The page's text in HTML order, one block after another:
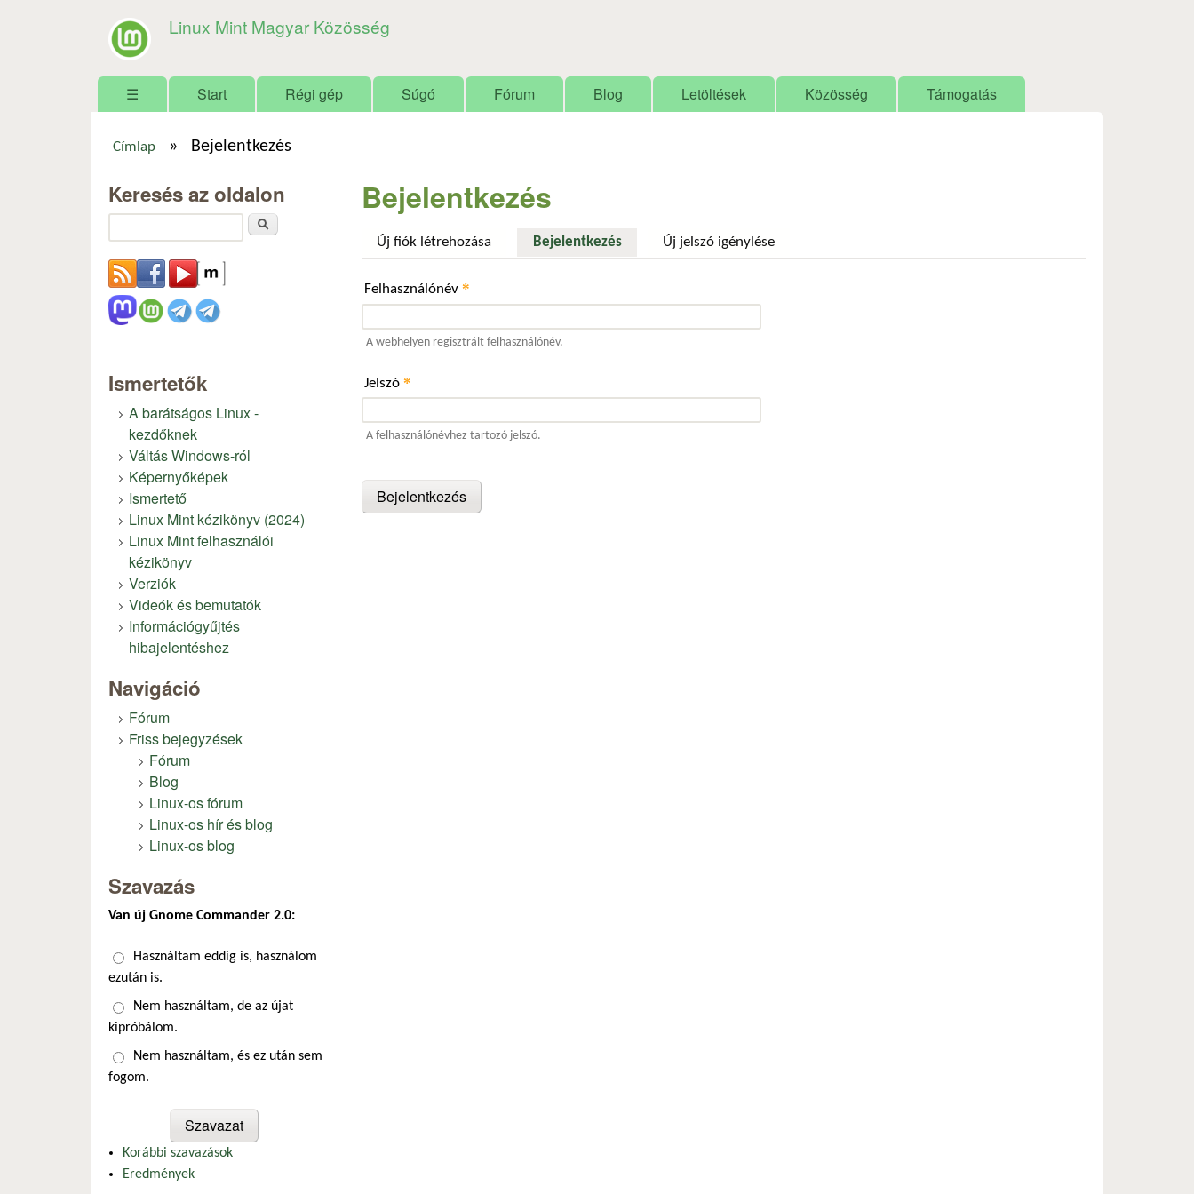
Linux Mint Magyar Közösség
Főmenü
☰ Start Régi gép Súgó Fórum Blog Letöltések Közösség Támogatás
Címlap » Bejelentkezés
Bejelentkezés
Új fiók létrehozása Bejelentkezés(aktív fül)Új jelszó igénylése
Felhasználónév *
A webhelyen regisztrált felhasználónév.
Jelszó *
A felhasználónévhez tartozó jelszó.
Keresés az oldalon
Ismertetők
A barátságos Linux -
kezdőknek
Váltás Windows-ról
Képernyőképek
Ismertető
Linux Mint kézikönyv (2024)
Linux Mint felhasználói
kézikönyv
Verziók
Videók és bemutatók
Információgyűjtés
hibajelentéshez
Navigáció
Fórum
Friss bejegyzések
Fórum
Blog
Linux-os fórum
Linux-os hír és blog
Linux-os blog
Szavazás
Van új Gnome Commander 2.0:
Választások
Használtam eddig is, használom
ezután is.
Nem használtam, de az újat
kipróbálom.
Nem használtam, és ez után sem
fogom.
Korábbi szavazások
Eredmények